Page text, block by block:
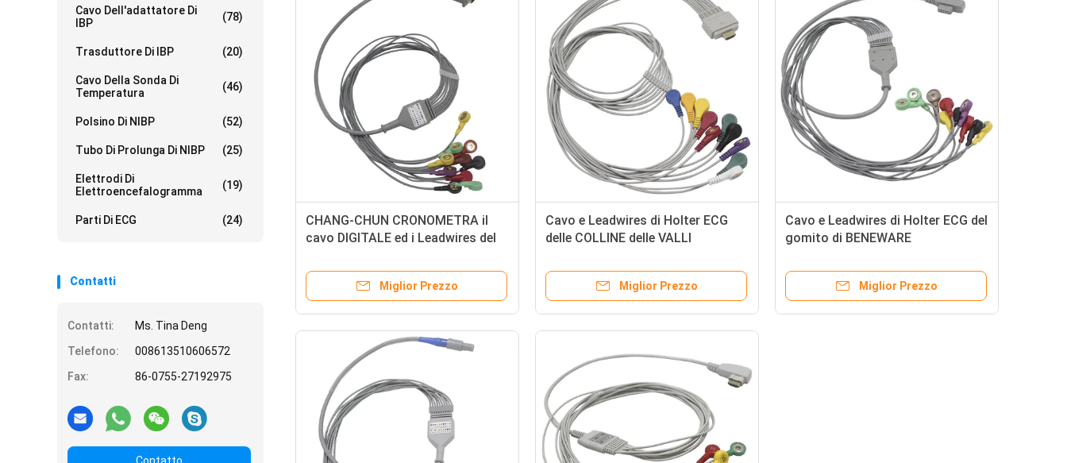
Cavo Dell'adattatore Di
IBP
(78)
Trasduttore Di IBP (20)
Cavo Della Sonda Di
Temperatura
(46)
Polsino Di NIBP (52)
Tubo Di Prolunga Di NIBP (25)
Elettrodi Di
Elettroencefalogramma
(19)
Parti Di ECG (24)
Contatti
Contatti:
Ms. Tina Deng
Telefono:
008613510606572
Fax:
86-0755-27192975
CHANG-CHUN CRONOMETRA il
cavo DIGITALE ed i Leadwires del
Miglior Prezzo
Cavo e Leadwires di Holter ECG
delle COLLINE delle VALLI
Miglior Prezzo
Cavo e Leadwires di Holter ECG del
gomito di BENEWARE
Miglior Prezzo